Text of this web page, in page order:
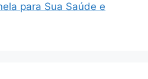
para Sua Saúde e